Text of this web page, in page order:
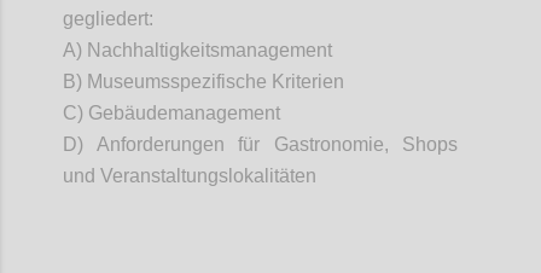
gegliedert:
A) Nachhaltigkeitsmanagement
B) Museumsspezifische Kriterien
C) Gebäudemanagement
D) Anforderungen für Gastronomie, Shops
und Veranstaltungslokalitäten